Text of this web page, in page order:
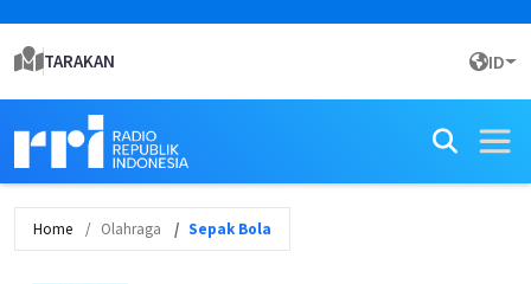
TARAKAN ID
Home Olahraga Sepak Bola